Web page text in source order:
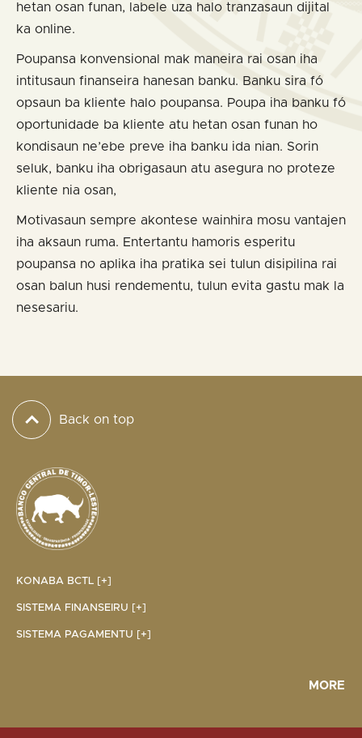
hetan osan funan, labele uza halo tranzasaun dijital
ka online.
Poupansa konvensional mak maneira rai osan iha
intitusaun finanseira hanesan banku. Banku sira fó
opsaun ba kliente halo poupansa. Poupa iha banku fó
oportunidade ba kliente atu hetan osan funan ho
kondisaun ne’ebe preve iha banku ida nian. Sorin
seluk, banku iha obrigasaun atu asegura no proteze
kliente nia osan,
Motivasaun sempre akontese wainhira mosu vantajen
iha aksaun ruma. Entertantu hamoris esperitu
poupansa no aplika iha pratika sei tulun disipilina rai
osan balun husi rendementu, tulun evita gastu mak la
nesesariu.
Back on top
KONABA BCTL [+]
SISTEMA FINANSEIRU [+]
SISTEMA PAGAMENTU [+]
MORE